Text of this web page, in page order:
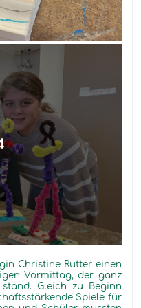
Christine Ruttereinen
Vormittag, der ganz
Gleich zu Beginn
Spiele für